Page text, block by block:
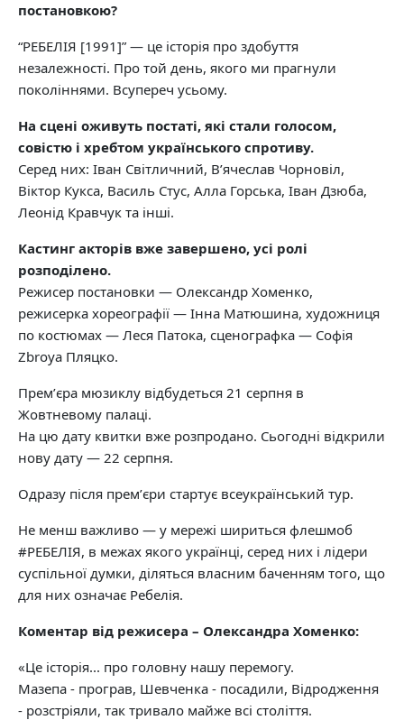
постановкою?
“РЕБЕЛІЯ [1991]” — це історія про здобуття
незалежності. Про той день, якого ми прагнули
поколіннями. Всупереч усьому.
На сцені оживуть постаті, які стали голосом,
совістю і хребтом українського спротиву.
Серед них: Іван Світличний, Вʼячеслав Чорновіл,
Віктор Кукса, Василь Стус, Алла Горська, Іван Дзюба,
Леонід Кравчук та інші.
Кастинг акторів вже завершено, усі ролі
розподілено.
Режисер постановки — Олександр Хоменко,
режисерка хореографії — Інна Матюшина, художниця
по костюмах — Леся Патока, сценографка — Софія
Zbroya Пляцко.
Премʼєра мюзиклу відбудеться 21 серпня в
Жовтневому палаці.
На цю дату квитки вже розпродано. Сьогодні відкрили
нову дату — 22 серпня.
Одразу після премʼєри стартує всеукраїнський тур.
Не менш важливо — у мережі шириться флешмоб
#РЕБЕЛІЯ, в межах якого українці, серед них і лідери
суспільної думки, діляться власним баченням того, що
для них означає Ребелія.
Коментар від режисера – Олександра Хоменко:
«Це історія... про головну нашу перемогу.
Мазепа - програв, Шевченка - посадили, Відродження
- розстріяли, так тривало майже всі століття.